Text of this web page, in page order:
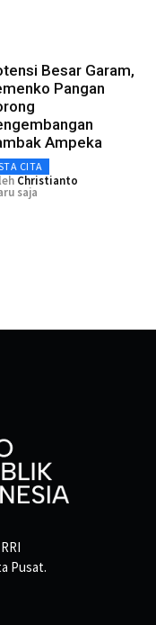
Besar Garam,
Pangan
Ampeka
CITA
Christianto
saja
Pusat.